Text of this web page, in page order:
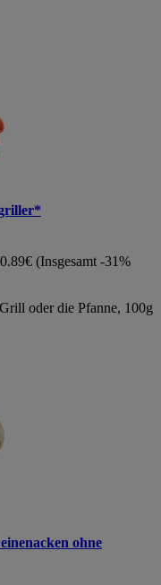
(Insgesamt -31%
oder die Pfanne, 100g
ohne